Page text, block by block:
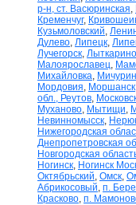
р-н, ст. Васюринская,
Кременчуг,
Кузьмоловский,
Дулево, Липецк,
Лучегорск, Лыткарино
Малоярославец,
Михайловка,
Мордовия, Моршанск
обл., Реутов,
Муханово, Мытищи,
Невинномысск,
Нижегородская
Днепропетровская
Новгородская
Ногинск, Ногинск
Октябрьский, Омск,
Абрикосовый, п.
Красково, п.